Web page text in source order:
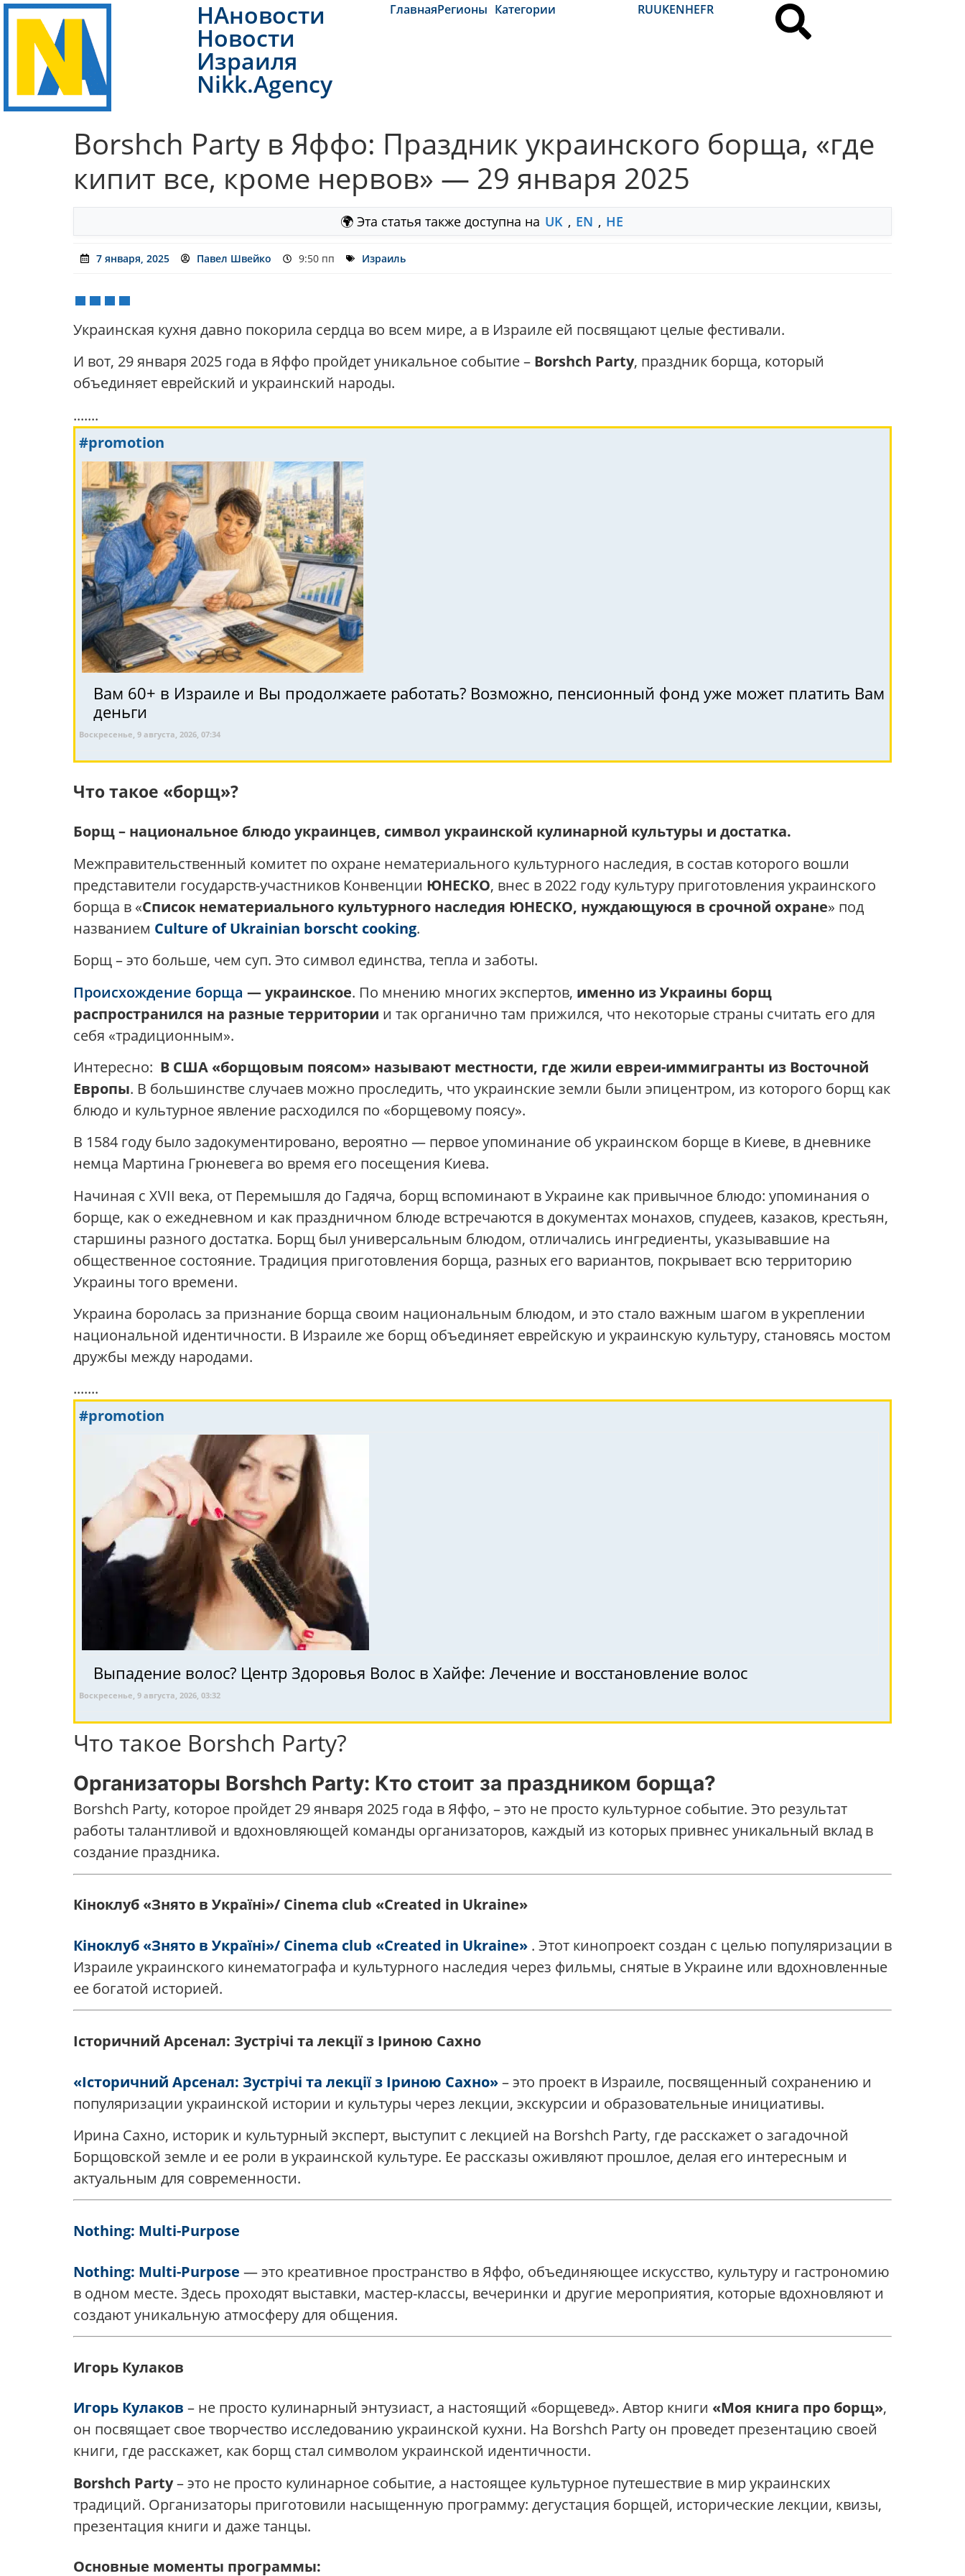
НАновости
Новости
Израиля
Nikk.Agency
ГлавнаяРегионы Категории RUUKENHEFR
Borshch Party в Яффо: Праздник украинского борща, «где
кипит все, кроме нервов» — 29 января 2025
🌍 Эта статья также доступна на UK , EN , HE
7 января, 2025 Павел Швейко 9:50 пп Израиль
Украинская кухня давно покорила сердца во всем мире, а в Израиле ей посвящают целые фестивали.
И вот, 29 января 2025 года в Яффо пройдет уникальное событие – Borshch Party, праздник борща, который
объединяет еврейский и украинский народы.
.......
#promotion
Вам 60+ в Израиле и Вы продолжаете работать? Возможно, пенсионный фонд уже может платить Вам
деньги
Воскресенье, 9 августа, 2026, 07:34
Что такое «борщ»?
Борщ – национальное блюдо украинцев, символ украинской кулинарной культуры и достатка.
Межправительственный комитет по охране нематериального культурного наследия, в состав которого вошли
представители государств-участников Конвенции ЮНЕСКО, внес в 2022 году культуру приготовления украинского
борща в «Список нематериального культурного наследия ЮНЕСКО, нуждающуюся в срочной охране» под
названием Culture of Ukrainian borscht cooking.
Борщ – это больше, чем суп. Это символ единства, тепла и заботы.
Происхождение борща — украинское. По мнению многих экспертов, именно из Украины борщ
распространился на разные территории и так органично там прижился, что некоторые страны считать его для
себя «традиционным».
Интересно: В США «борщовым поясом» называют местности, где жили евреи-иммигранты из Восточной
Европы. В большинстве случаев можно проследить, что украинские земли были эпицентром, из которого борщ как
блюдо и культурное явление расходился по «борщевому поясу».
В 1584 году было задокументировано, вероятно — первое упоминание об украинском борще в Киеве, в дневнике
немца Мартина Грюневега во время его посещения Киева.
Начиная с XVII века, от Перемышля до Гадяча, борщ вспоминают в Украине как привычное блюдо: упоминания о
борще, как о ежедневном и как праздничном блюде встречаются в документах монахов, спудеев, казаков, крестьян,
старшины разного достатка. Борщ был универсальным блюдом, отличались ингредиенты, указывавшие на
общественное состояние. Традиция приготовления борща, разных его вариантов, покрывает всю территорию
Украины того времени.
Украина боролась за признание борща своим национальным блюдом, и это стало важным шагом в укреплении
национальной идентичности. В Израиле же борщ объединяет еврейскую и украинскую культуру, становясь мостом
дружбы между народами.
.......
#promotion
Выпадение волос? Центр Здоровья Волос в Хайфе: Лечение и восстановление волос
Воскресенье, 9 августа, 2026, 03:32
Что такое Borshch Party?
Организаторы Borshch Party: Кто стоит за праздником борща?
Borshch Party, которое пройдет 29 января 2025 года в Яффо, – это не просто культурное событие. Это результат
работы талантливой и вдохновляющей команды организаторов, каждый из которых привнес уникальный вклад в
создание праздника.
Кіноклуб «Знято в Україні»/ Cinema club «Created in Ukraine»
Кіноклуб «Знято в Україні»/ Cinema club «Created in Ukraine» . Этот кинопроект создан с целью популяризации в
Израиле украинского кинематографа и культурного наследия через фильмы, снятые в Украине или вдохновленные
ее богатой историей.
Історичний Арсенал: Зустрічі та лекції з Іриною Сахно
«Історичний Арсенал: Зустрічі та лекції з Іриною Сахно»– это проект в Израиле, посвященный сохранению и
популяризации украинской истории и культуры через лекции, экскурсии и образовательные инициативы.
Ирина Сахно, историк и культурный эксперт, выступит с лекцией на Borshch Party, где расскажет о загадочной
Борщовской земле и ее роли в украинской культуре. Ее рассказы оживляют прошлое, делая его интересным и
актуальным для современности.
Nothing: Multi-Purpose
Nothing: Multi-Purpose — это креативное пространство в Яффо, объединяющее искусство, культуру и гастрономию
в одном месте. Здесь проходят выставки, мастер-классы, вечеринки и другие мероприятия, которые вдохновляют и
создают уникальную атмосферу для общения.
Игорь Кулаков
Игорь Кулаков – не просто кулинарный энтузиаст, а настоящий «борщевед». Автор книги «Моя книга про борщ»,
он посвящает свое творчество исследованию украинской кухни. На Borshch Party он проведет презентацию своей
книги, где расскажет, как борщ стал символом украинской идентичности.
Borshch Party– это не просто кулинарное событие, а настоящее культурное путешествие в мир украинских
традиций. Организаторы приготовили насыщенную программу: дегустация борщей, исторические лекции, квизы,
презентация книги и даже танцы.
Основные моменты программы: